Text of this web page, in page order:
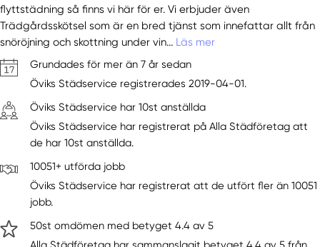
flyttstädning så finns vi här för er. Vi erbjuder även
Trädgårdsskötsel som är en bred tjänst som innefattar allt från
snöröjning och skottning under vin... Läs mer
Grundades för mer än 7 år sedan
Öviks Städservice registrerades 2019-04-01.
Öviks Städservice har 10st anställda
Öviks Städservice har registrerat på Alla Städföretag att
de har 10st anställda.
10051+ utförda jobb
Öviks Städservice har registrerat att de utfört fler än 10051
jobb.
50st omdömen med betyget 4.4 av 5